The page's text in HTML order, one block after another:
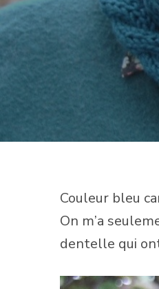
Couleur bleu
On m’a
dentelle qui